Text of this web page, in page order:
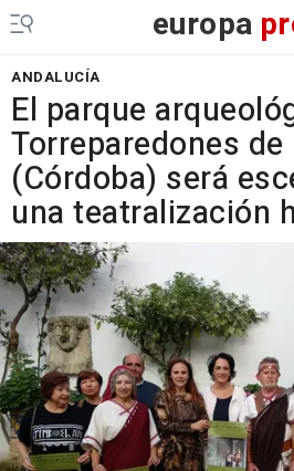
europa
ANDALUCÍA
El parque
Torreparedones de
(Córdoba) será
una teatralización